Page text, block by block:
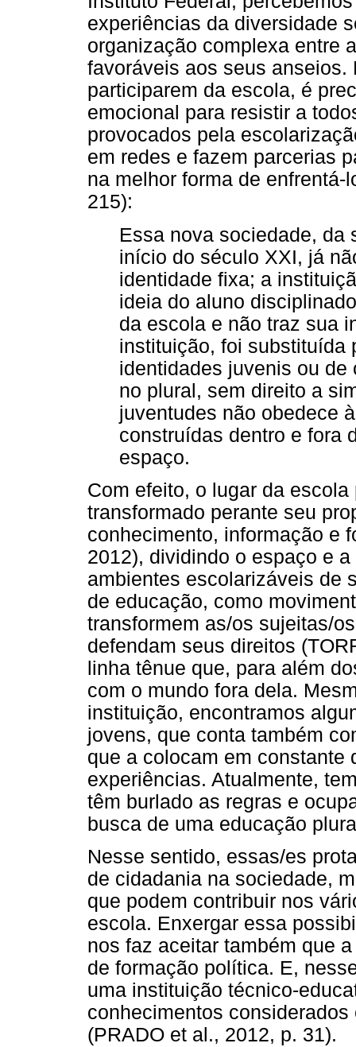
experiências da diversidade
organização complexa entre
favoráveis aos seus
participarem da escola, é
emocional para resistir a
provocados pela
em redes e fazem parcerias
na melhor forma de
215):
Essa nova sociedade, da
início do século XXI, já
identidade fixa; a
ideia do aluno
da escola e não traz sua
instituição, foi substituída
identidades juvenis ou
no plural, sem direito a
juventudes não obedece
construídas dentro e fora
espaço.
Com efeito, o lugar da
transformado perante seu
conhecimento, informação e
2012), dividindo o espaço e
ambientes escolarizáveis de
de educação, como
transformem as/os sujeitas/
defendam seus direitos
linha tênue que, para além
com o mundo fora dela.
instituição, encontramos
jovens, que conta também
que a colocam em
experiências. Atualmente,
têm burlado as regras e
busca de uma educação
Nesse sentido, essas/es
de cidadania na sociedade,
que podem contribuir nos
escola. Enxergar essa
nos faz aceitar também que
de formação política. E,
uma instituição técnico-
conhecimentos
(PRADO et al., 2012, p. 31).